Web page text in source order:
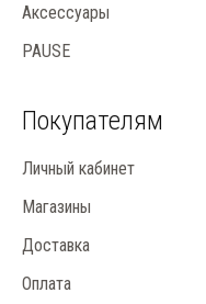
Аксессуары
PAUSE
Покупателям
Личный кабинет
Магазины
Доставка
Оплата